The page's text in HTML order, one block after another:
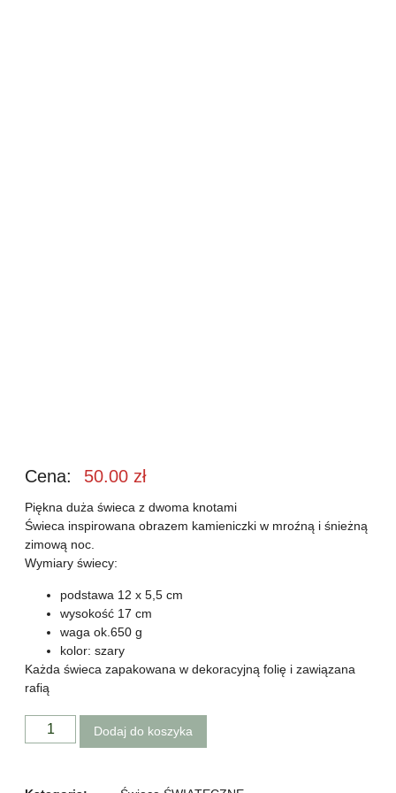
Cena: 50.00 zł
Piękna duża świeca z dwoma knotami
Świeca inspirowana obrazem kamieniczki w mroźną i śnieżną
zimową noc.
Wymiary świecy:
podstawa 12 x 5,5 cm
wysokość 17 cm
waga ok.650 g
kolor: szary
Każda świeca zapakowana w dekoracyjną folię i zawiązana
rafią
Dodaj do koszyka